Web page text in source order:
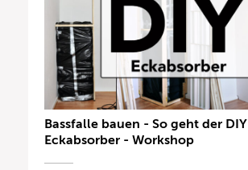
Bassfalle bauen - So geht der DIY
Eckabsorber - Workshop